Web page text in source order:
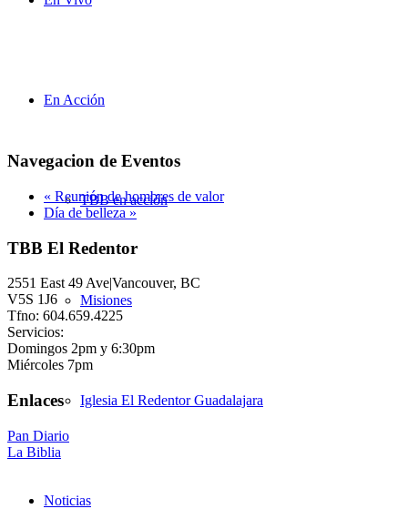
En Acción
TBB en acción
Misiones
Iglesia El Redentor Guadalajara
Noticias
Navegacion de Eventos
« Reunión de hombres de valor
Día de belleza »
TBB El Redentor
2551 East 49 Ave|Vancouver, BC
V5S 1J6
Tfno: 604.659.4225
Servicios:
Domingos 2pm y 6:30pm
Miércoles 7pm
Enlaces
Pan Diario
La Biblia